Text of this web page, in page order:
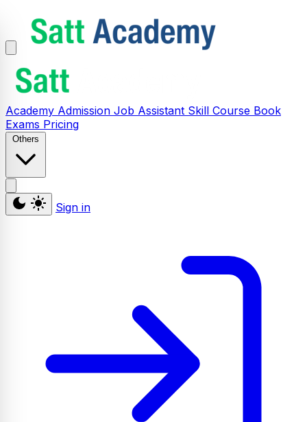
Academy Admission Job Assistant Skill Course Book
Exams Pricing
Others
Sign in